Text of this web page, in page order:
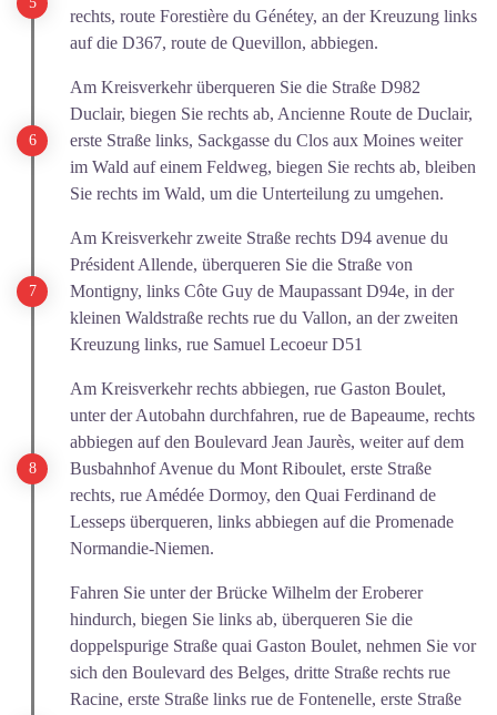
rechts, route Forestière du Génétey, an der Kreuzung links
auf die D367, route de Quevillon, abbiegen.
Am Kreisverkehr überqueren Sie die Straße D982
Duclair, biegen Sie rechts ab, Ancienne Route de Duclair,
erste Straße links, Sackgasse du Clos aux Moines weiter
im Wald auf einem Feldweg, biegen Sie rechts ab, bleiben
Sie rechts im Wald, um die Unterteilung zu umgehen.
Am Kreisverkehr zweite Straße rechts D94 avenue du
Président Allende, überqueren Sie die Straße von
Montigny, links Côte Guy de Maupassant D94e, in der
kleinen Waldstraße rechts rue du Vallon, an der zweiten
Kreuzung links, rue Samuel Lecoeur D51
Am Kreisverkehr rechts abbiegen, rue Gaston Boulet,
unter der Autobahn durchfahren, rue de Bapeaume, rechts
abbiegen auf den Boulevard Jean Jaurès, weiter auf dem
Busbahnhof Avenue du Mont Riboulet, erste Straße
rechts, rue Amédée Dormoy, den Quai Ferdinand de
Lesseps überqueren, links abbiegen auf die Promenade
Normandie-Niemen.
Fahren Sie unter der Brücke Wilhelm der Eroberer
hindurch, biegen Sie links ab, überqueren Sie die
doppelspurige Straße quai Gaston Boulet, nehmen Sie vor
sich den Boulevard des Belges, dritte Straße rechts rue
Racine, erste Straße links rue de Fontenelle, erste Straße